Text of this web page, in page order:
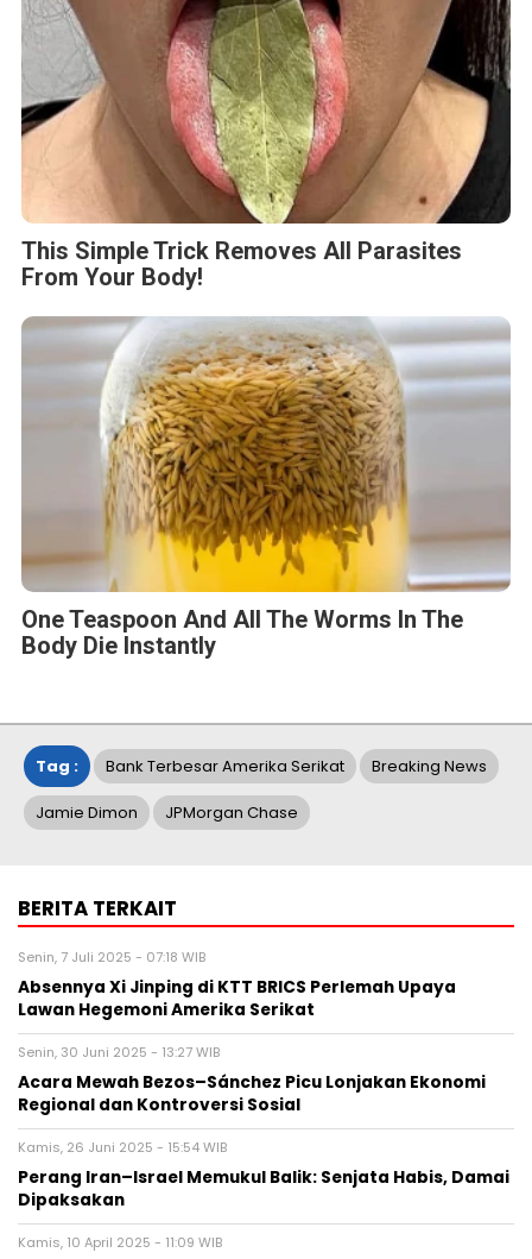
This Simple Trick Removes All Parasites
From Your Body!
One Teaspoon And All The Worms In The
Body Die Instantly
Tag : Bank Terbesar Amerika Serikat Breaking News
Jamie Dimon JPMorgan Chase
BERITA TERKAIT
Senin, 7 Juli 2025 - 07:18 WIB
Absennya Xi Jinping di KTT BRICS Perlemah Upaya
Lawan Hegemoni Amerika Serikat
Senin, 30 Juni 2025 - 13:27 WIB
Acara Mewah Bezos–Sánchez Picu Lonjakan Ekonomi
Regional dan Kontroversi Sosial
Kamis, 26 Juni 2025 - 15:54 WIB
Perang Iran–Israel Memukul Balik: Senjata Habis, Damai
Dipaksakan
Kamis, 10 April 2025 - 11:09 WIB